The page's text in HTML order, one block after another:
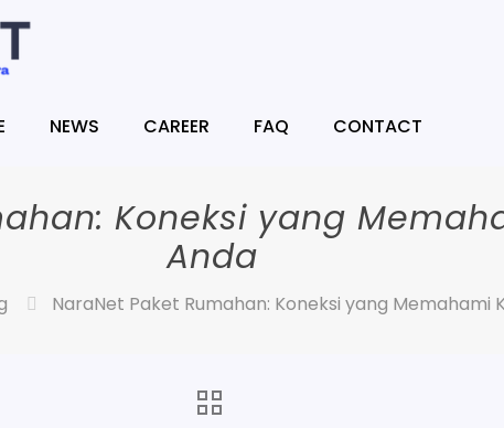
NEWS CAREER FAQ CONTACT
Koneksi yang
Anda
NaraNet Paket Rumahan: Koneksi yang Memahami